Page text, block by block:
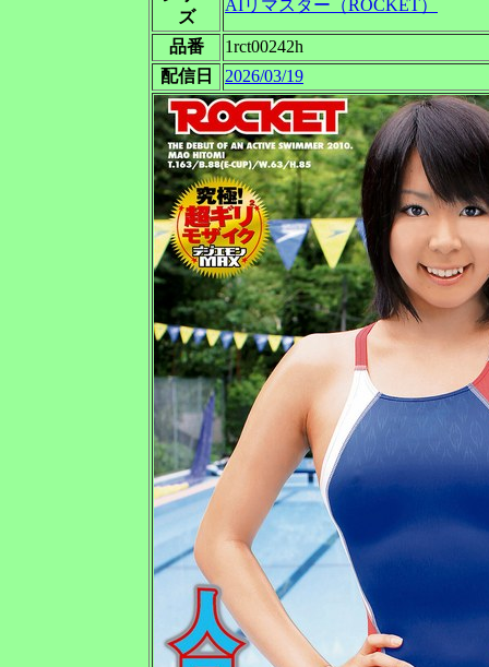
ズ
AIリマスター（ROCKET）
品番
1rct00242h
配信日
2026/03/19